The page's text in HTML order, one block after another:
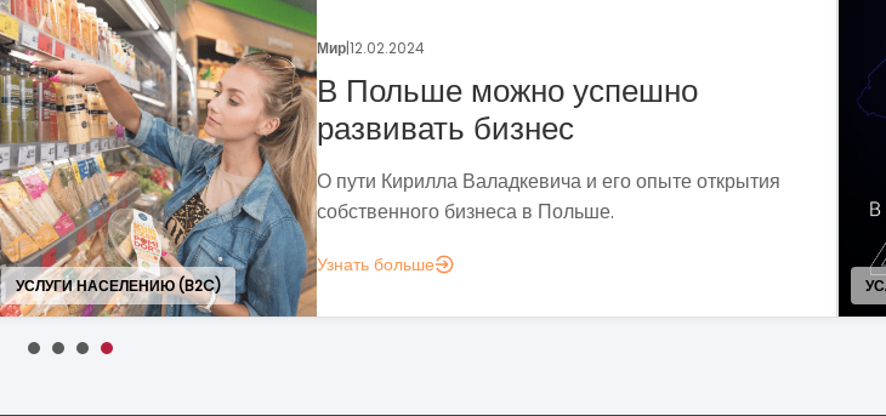
открытия
УСЛУГИ НАСЕЛЕНИЮ (B2C)
Украина |17.01.2024
Сеть OS.9 – итоги и
Каким был 2023 год для франшизы